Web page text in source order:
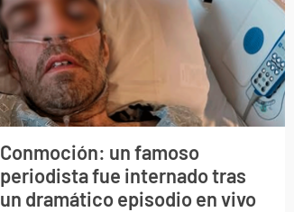
Conmoción: un famoso
periodista fue internado tras
un dramático episodio en vivo